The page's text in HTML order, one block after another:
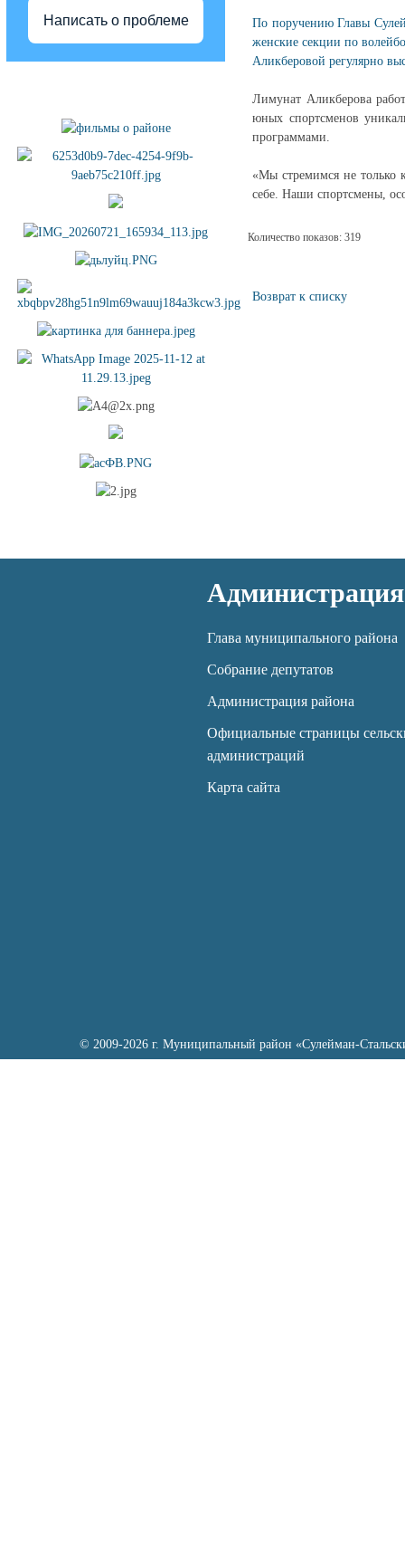
Написать о проблеме
По поручению Главы
женские секции по
Аликберовой регулярно
Лимунат Аликберова
юных спортсменов
программами.
«Мы стремимся не только
себе. Наши спортсмены,
Количество показов: 319
Возврат к списку
Администрация
Глава муниципального района
Собрание депутатов
Администрация района
Официальные страницы
администраций
Карта сайта
© 2009-2026 г. Муниципальный район «Сулейман-